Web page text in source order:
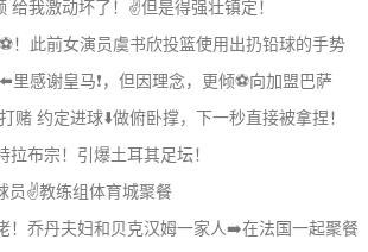
给我激动坏了！✌️但是得强壮镇定！
！此前女演员虞书欣投篮使用出扔铅球的手势
感谢皇马❗，但因理念，更倾⚽向加盟巴萨
赌 约定进球⬇️做俯卧撑，下一秒直接被拿捏！
布宗！引爆土耳其足坛！
员✌️教练组体育城聚餐
乔丹夫妇和贝克汉姆一家人➡️在法国一起聚餐